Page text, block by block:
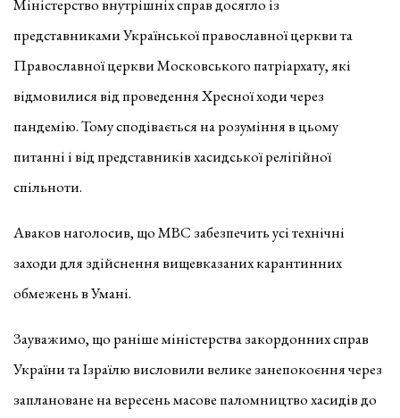
Міністерство внутрішніх справ досягло із
представниками Української православної церкви та
Православної церкви Московського патріархату, які
відмовилися від проведення Хресної ходи через
пандемію. Тому сподівається на розуміння в цьому
питанні і від представників хасидської релігійної
спільноти.
Аваков наголосив, що МВС забезпечить усі технічні
заходи для здійснення вищевказаних карантинних
обмежень в Умані.
Зауважимо, що раніше міністерства закордонних справ
України та Ізраїлю висловили велике занепокоєння через
заплановане на вересень масове паломництво хасидів до